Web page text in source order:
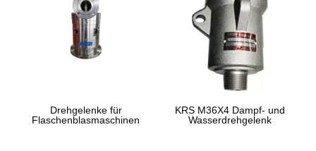
Drehgelenke für
Flaschenblasmaschinen
KRS M36X4 Dampf- und
Wasserdrehgelenk